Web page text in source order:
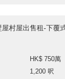
村屋出售租-下覆
HK$ 750萬
1,200 呎